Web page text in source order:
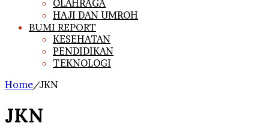
OLAHRAGA
HAJI DAN UMROH
BUMI REPORT
KESEHATAN
PENDIDIKAN
TEKNOLOGI
Home/JKN
JKN